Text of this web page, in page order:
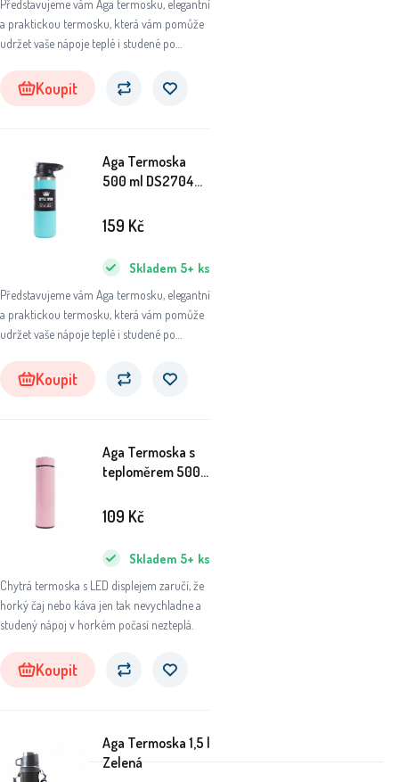
Představujeme vám Aga termosku, elegantní
a praktickou termosku, která vám pomůže
udržet vaše nápoje teplé i studené po
přírody, do práce nebo na sportovní aktivity,
tato termoska se stane vaším
Koupit
Aga Termoska
500 ml DS2704
Představujeme vám Aga termosku, elegantní
a praktickou termosku, která vám pomůže
udržet vaše nápoje teplé i studené po
přírody, do práce nebo na sportovní aktivity,
tato termoska se stane vaším
Skladem 5+ ks
159 Kč
Koupit
Aga Termoska s
teploměrem 500
Chytrá termoska s LED displejem zaručí, že
horký čaj nebo káva jen tak nevychladne a
studený nápoj v horkém počasí nezteplá.
Skladem 5+ ks
109 Kč
Koupit
Aga Termoska 1,5 l
Zelená